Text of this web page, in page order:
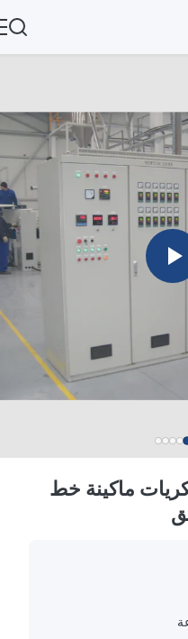
ماكينة خط